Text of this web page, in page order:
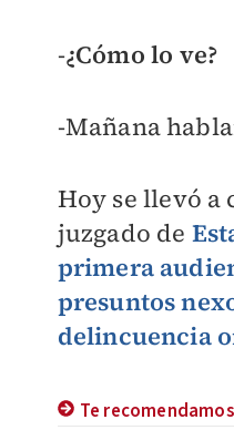
-¿Cómo lo ve?
-Mañana
Hoy se llevó a
juzgado de
primera
presuntos
delincuencia
Te